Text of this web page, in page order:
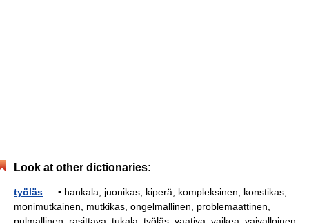
Look at other dictionaries:
työläs — • hankala, juonikas, kiperä, kompleksinen, konstikas,
monimutkainen, mutkikas, ongelmallinen, problemaattinen,